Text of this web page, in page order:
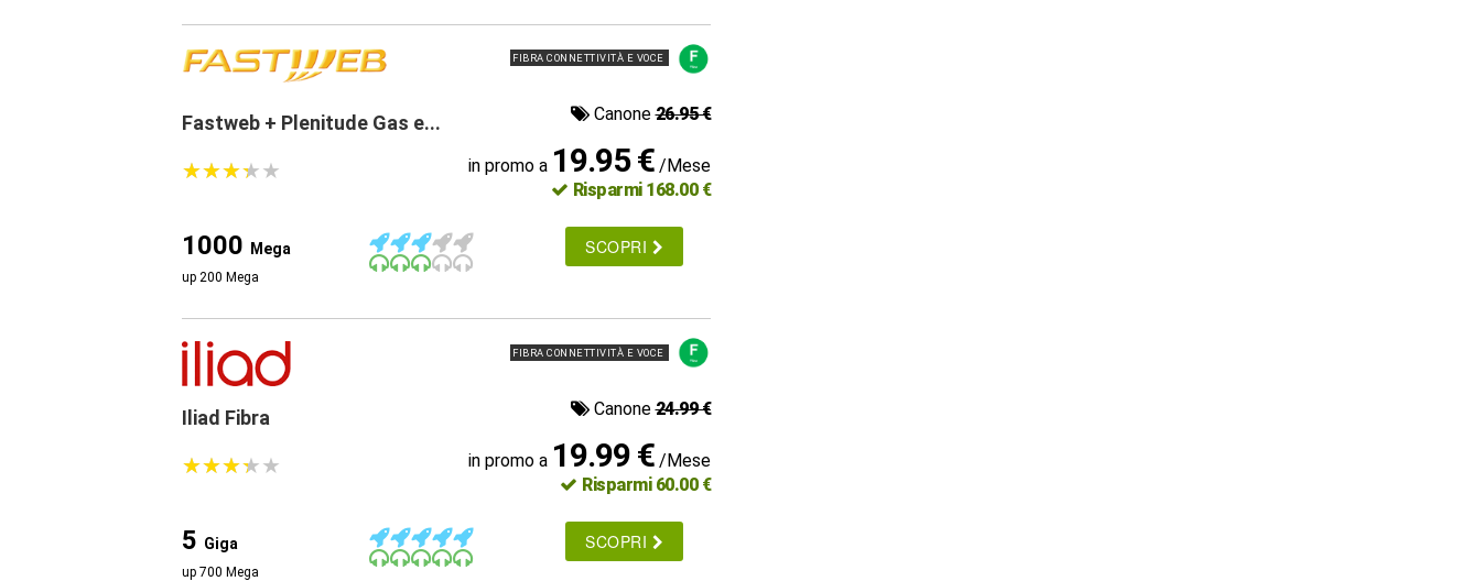
FIBRA CONNETTIVITÀ E VOCE
Fastweb + Plenitude Gas e... Canone26.95 €
★★★★★
★★★★★ in promo a 19.95 € /Mese
Risparmi 168.00 €
1000 Mega
up 200 Mega
SCOPRI
FIBRA CONNETTIVITÀ E VOCE
Iliad Fibra Canone24.99 €
★★★★★
★★★★★ in promo a 19.99 € /Mese
Risparmi 60.00 €
5 Giga
up 700 Mega
SCOPRI